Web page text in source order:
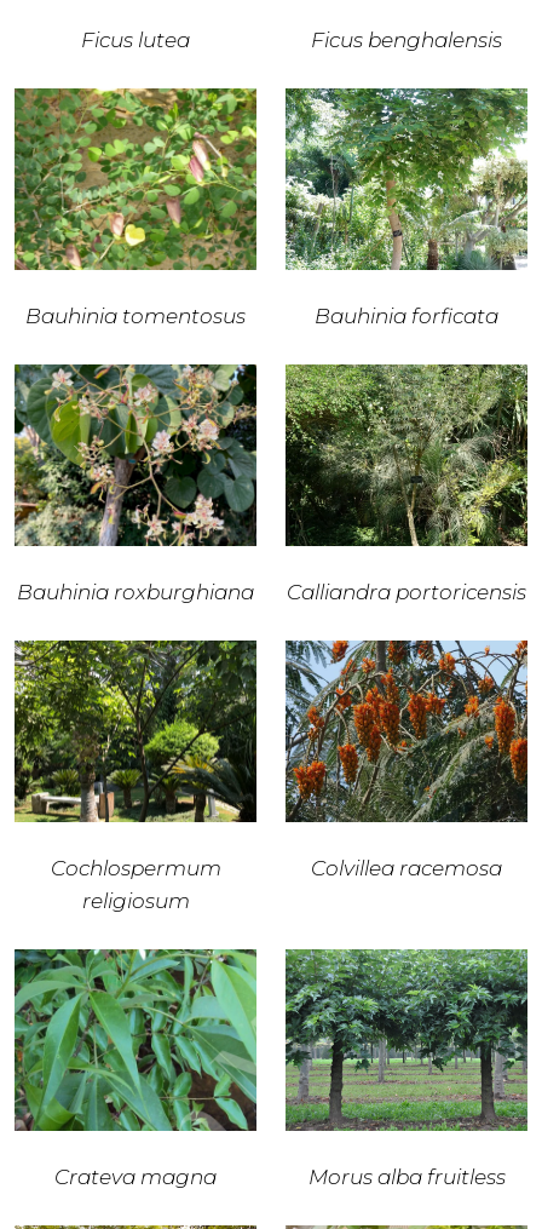
Ficus lutea Ficus benghalensis
Bauhinia tomentosus Bauhinia forficata
Bauhinia roxburghiana Calliandra portoricensis
Cochlospermum
religiosum
Colvillea racemosa
Crateva magna Morus alba fruitless